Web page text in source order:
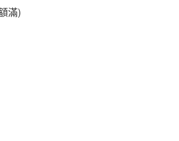
滿)